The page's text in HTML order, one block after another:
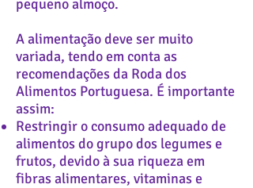
pequeno almoço.
A alimentação deve ser muito
variada, tendo em conta as
recomendações da Roda dos
Alimentos Portuguesa. É importante
assim:
Restringir o consumo adequado de
alimentos do grupo dos legumes e
frutos, devido à sua riqueza em
fibras alimentares, vitaminas e